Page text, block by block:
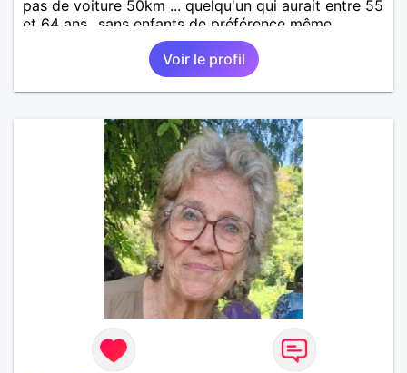
pas de voiture 50km ... quelqu'un qui aurait entre 55
et 64 ans...sans enfants de préférence même
adultes et qui n aurait garder aucun contact avec
une où plusieurs ex...si vous correspondez à ma
recherche ecrivez moi je vous répondrai...
Voir le profil